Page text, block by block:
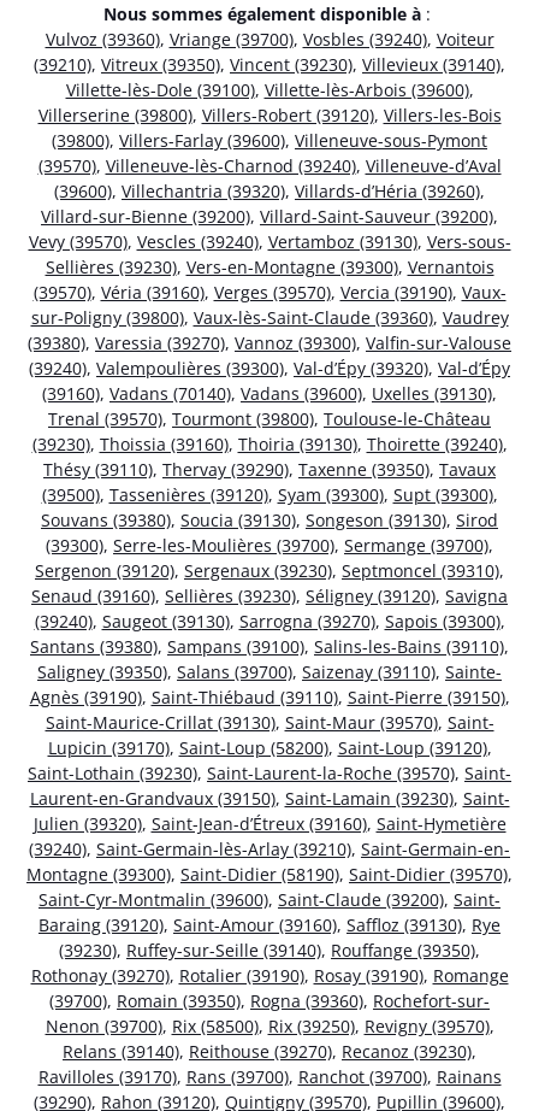
Nous sommes également disponible à :
Vulvoz (39360), Vriange (39700), Vosbles (39240), Voiteur
(39210), Vitreux (39350), Vincent (39230), Villevieux (39140),
Villette-lès-Dole (39100), Villette-lès-Arbois (39600),
Villerserine (39800), Villers-Robert (39120), Villers-les-Bois
(39800), Villers-Farlay (39600), Villeneuve-sous-Pymont
(39570), Villeneuve-lès-Charnod (39240), Villeneuve-d’Aval
(39600), Villechantria (39320), Villards-d’Héria (39260),
Villard-sur-Bienne (39200), Villard-Saint-Sauveur (39200),
Vevy (39570), Vescles (39240), Vertamboz (39130), Vers-sous-
Sellières (39230), Vers-en-Montagne (39300), Vernantois
(39570), Véria (39160), Verges (39570), Vercia (39190), Vaux-
sur-Poligny (39800), Vaux-lès-Saint-Claude (39360), Vaudrey
(39380), Varessia (39270), Vannoz (39300), Valfin-sur-Valouse
(39240), Valempoulières (39300), Val-d’Épy (39320), Val-d’Épy
(39160), Vadans (70140), Vadans (39600), Uxelles (39130),
Trenal (39570), Tourmont (39800), Toulouse-le-Château
(39230), Thoissia (39160), Thoiria (39130), Thoirette (39240),
Thésy (39110), Thervay (39290), Taxenne (39350), Tavaux
(39500), Tassenières (39120), Syam (39300), Supt (39300),
Souvans (39380), Soucia (39130), Songeson (39130), Sirod
(39300), Serre-les-Moulières (39700), Sermange (39700),
Sergenon (39120), Sergenaux (39230), Septmoncel (39310),
Senaud (39160), Sellières (39230), Séligney (39120), Savigna
(39240), Saugeot (39130), Sarrogna (39270), Sapois (39300),
Santans (39380), Sampans (39100), Salins-les-Bains (39110),
Saligney (39350), Salans (39700), Saizenay (39110), Sainte-
Agnès (39190), Saint-Thiébaud (39110), Saint-Pierre (39150),
Saint-Maurice-Crillat (39130), Saint-Maur (39570), Saint-
Lupicin (39170), Saint-Loup (58200), Saint-Loup (39120),
Saint-Lothain (39230), Saint-Laurent-la-Roche (39570), Saint-
Laurent-en-Grandvaux (39150), Saint-Lamain (39230), Saint-
Julien (39320), Saint-Jean-d’Étreux (39160), Saint-Hymetière
(39240), Saint-Germain-lès-Arlay (39210), Saint-Germain-en-
Montagne (39300), Saint-Didier (58190), Saint-Didier (39570),
Saint-Cyr-Montmalin (39600), Saint-Claude (39200), Saint-
Baraing (39120), Saint-Amour (39160), Saffloz (39130), Rye
(39230), Ruffey-sur-Seille (39140), Rouffange (39350),
Rothonay (39270), Rotalier (39190), Rosay (39190), Romange
(39700), Romain (39350), Rogna (39360), Rochefort-sur-
Nenon (39700), Rix (58500), Rix (39250), Revigny (39570),
Relans (39140), Reithouse (39270), Recanoz (39230),
Ravilloles (39170), Rans (39700), Ranchot (39700), Rainans
(39290), Rahon (39120), Quintigny (39570), Pupillin (39600),